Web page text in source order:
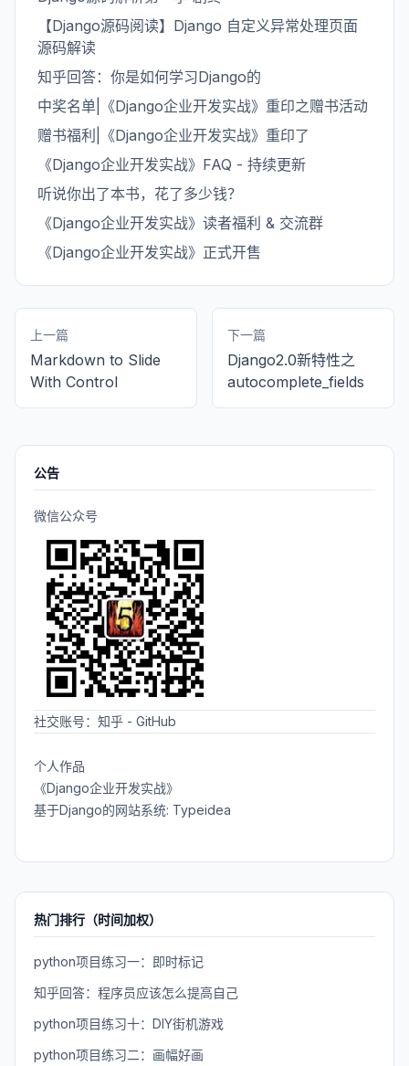
【Django源码阅读】Django 自定义异常处理页面
源码解读
知乎回答：你是如何学习Django的
中奖名单|《Django企业开发实战》重印之赠书活动
赠书福利|《Django企业开发实战》重印了
《Django企业开发实战》FAQ - 持续更新
听说你出了本书，花了多少钱？
《Django企业开发实战》读者福利 & 交流群
《Django企业开发实战》正式开售
上一篇
Markdown to Slide
With Control
下一篇
Django2.0新特性之
autocomplete_fields
公告
微信公众号
社交账号： 知乎 - GitHub
个人作品
《Django企业开发实战》
基于Django的网站系统: Typeidea
热门排行（时间加权）
python项目练习一：即时标记
知乎回答：程序员应该怎么提高自己
python项目练习十：DIY街机游戏
python项目练习二：画幅好画